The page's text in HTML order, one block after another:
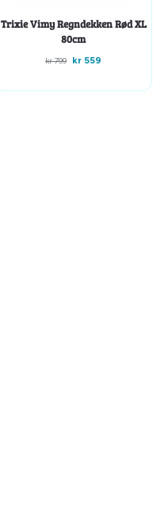
Trixie Vimy Regndekken Rød XL
80cm
kr799 kr 559